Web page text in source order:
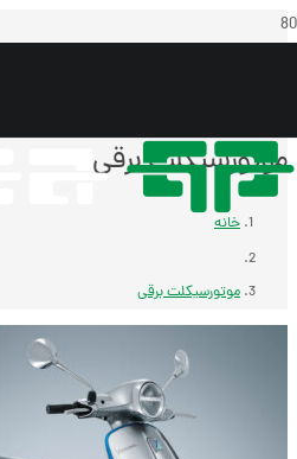
موتورسیکلت برقی
خانه
موتورسیکلت برقی